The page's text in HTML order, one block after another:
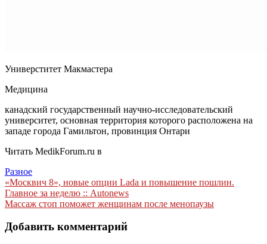
Универститет Макмастера
Медицина
канадский государственный научно-исследовательский
университет, основная территория которого расположена на
западе города Гамильтон, провинция Онтари
Читать MedikForum.ru в
Разное
Навигация
по
«Москвич 8», новые опции Lada и повышение пошлин.
Главное за неделю :: Autonews
Массаж стоп поможет женщинам после менопаузы
Добавить комментарий